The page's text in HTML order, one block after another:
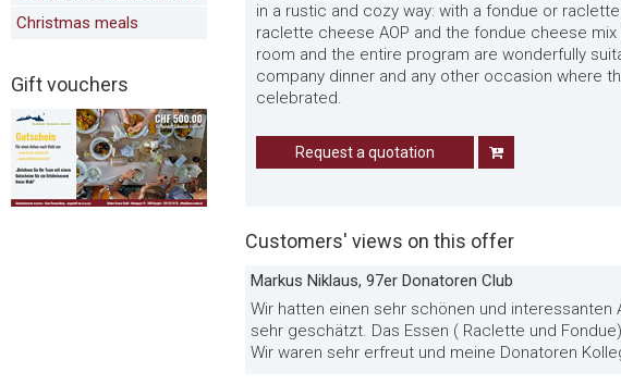
Christmas meals
Gift vouchers
in a rustic and cozy way: with a fondue or
raclette cheese AOP and the fondue cheese
room and the entire program are wonderfully
company dinner and any other occasion where
celebrated.
Request a quotation
Customers' views on this offer
Markus Niklaus, 97er Donatoren Club
Wir hatten einen sehr schönen und
sehr geschätzt. Das Essen ( Raclette und
Wir waren sehr erfreut und meine Donatoren